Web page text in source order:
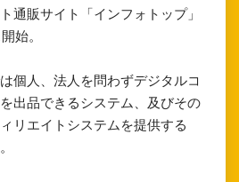
通販サイト「インフォトップ」
始。
個人、法人を問わずデジタルコ
出品できるシステム、及びその
リエイトシステムを提供する